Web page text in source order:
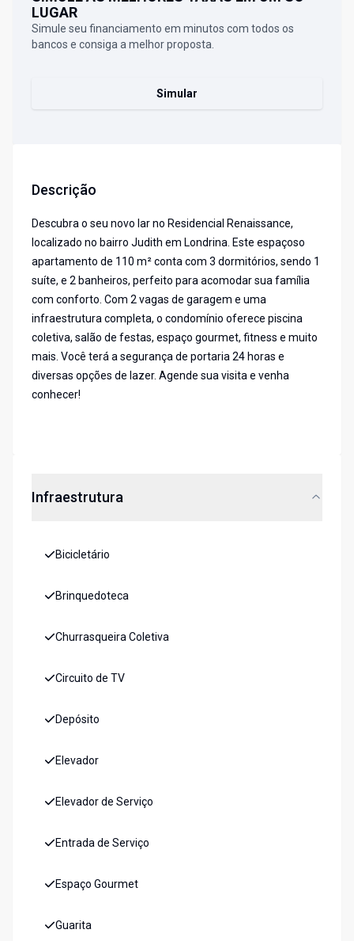
LUGAR
Simule seu financiamento em minutos com todos os
bancos e consiga a melhor proposta.
Simular
Descrição
Descubra o seu novo lar no Residencial Renaissance,
localizado no bairro Judith em Londrina. Este espaçoso
apartamento de 110 m² conta com 3 dormitórios, sendo 1
suíte, e 2 banheiros, perfeito para acomodar sua família
com conforto. Com 2 vagas de garagem e uma
infraestrutura completa, o condomínio oferece piscina
coletiva, salão de festas, espaço gourmet, fitness e muito
mais. Você terá a segurança de portaria 24 horas e
diversas opções de lazer. Agende sua visita e venha
conhecer!
Infraestrutura
Bicicletário
Brinquedoteca
Churrasqueira Coletiva
Circuito de TV
Depósito
Elevador
Elevador de Serviço
Entrada de Serviço
Espaço Gourmet
Guarita